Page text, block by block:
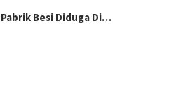
Besi Diduga Di…